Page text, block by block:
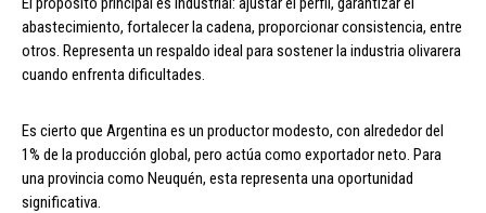
abastecimiento, fortalecer la cadena, proporcionar consistencia, entre
otros. Representa un respaldo ideal para sostener la industria olivarera
cuando enfrenta dificultades.
Es cierto que Argentina es un productor modesto, con alrededor del
1% de la producción global, pero actúa como exportador neto. Para
una provincia como Neuquén, esta representa una oportunidad
significativa.